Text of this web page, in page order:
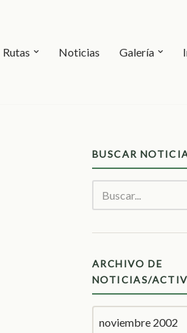
Rutas Noticias Galería
BUSCAR
ARCHIVO DE
NOTICIAS/